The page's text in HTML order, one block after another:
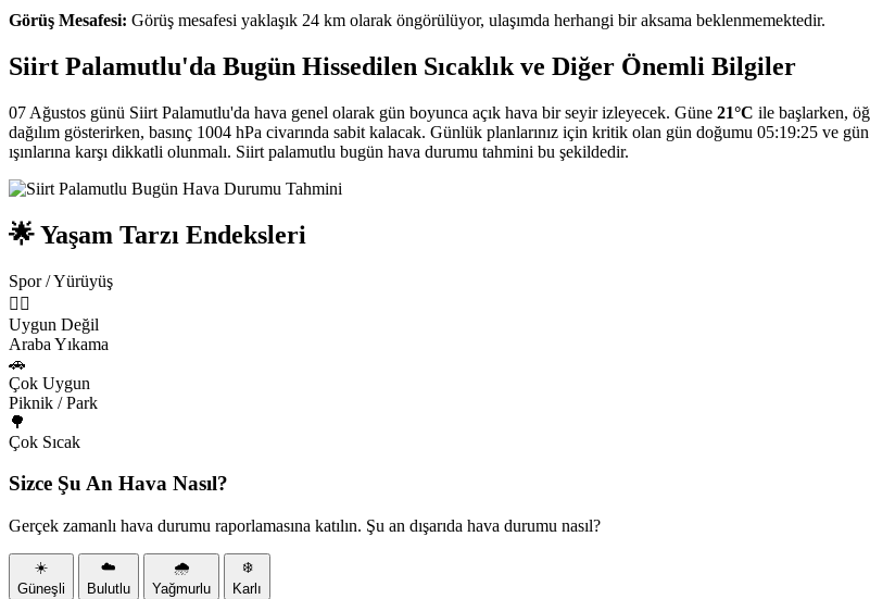
Görüş Mesafesi: Görüş mesafesi yaklaşık 24 km olarak öngörülüyor, ulaşımda herhangi bir aksama beklenmemektedir.
Siirt Palamutlu'da Bugün Hissedilen Sıcaklık ve Diğer Önemli Bilgiler
07 Ağustos günü Siirt Palamutlu'da hava genel olarak gün boyunca açık hava bir seyir izleyecek. Güne 21°C ile başlarken,
dağılım gösterirken, basınç 1004 hPa civarında sabit kalacak. Günlük planlarınız için kritik olan gün doğumu 05:19:25 ve
ışınlarına karşı dikkatli olunmalı. Siirt palamutlu bugün hava durumu tahmini bu şekildedir.
🌟 Yaşam Tarzı Endeksleri
Spor / Yürüyüş
🏃‍♂️
Uygun Değil
Araba Yıkama
🚗
Çok Uygun
Piknik / Park
🌳
Çok Sıcak
Sizce Şu An Hava Nasıl?
Gerçek zamanlı hava durumu raporlamasına katılın. Şu an dışarıda hava durumu nasıl?
☀️
Güneşli
☁️
Bulutlu
🌧️
Yağmurlu
❄️
Karlı